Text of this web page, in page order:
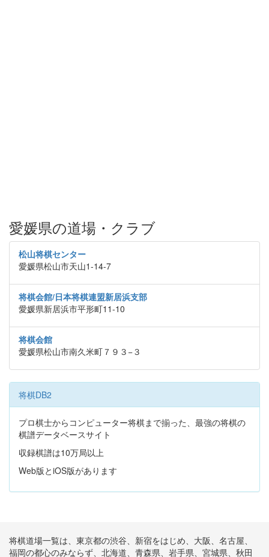
愛媛県の道場・クラブ
松山将棋センター
愛媛県松山市天山1-14-7
将棋会館/日本将棋連盟新居浜支部
愛媛県新居浜市平形町11-10
将棋会館
愛媛県松山市南久米町７９３−３
将棋DB2
プロ棋士からコンピューター将棋まで揃った、最強の将棋の
棋譜データベースサイト
収録棋譜は10万局以上
Web版とiOS版があります
将棋道場一覧は、東京都の渋谷、新宿をはじめ、大阪、名古屋、
福岡の都心のみならず、北海道、青森県、岩手県、宮城県、秋田